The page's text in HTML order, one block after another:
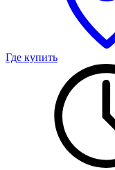
Где купить